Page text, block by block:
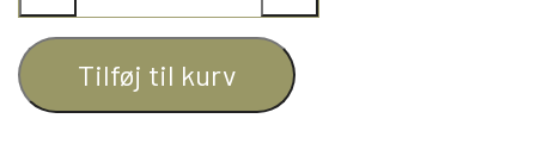
GAVEKORT
Tilføj til kurv